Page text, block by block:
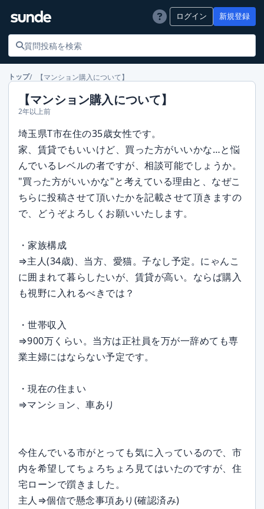
ログイン 新規登録
トップ 【マンション購入について】
【マンション購入について】
2年以上前
埼玉県T市在住の35歳女性です。
家、賃貸でもいいけど、買った方がいいかな…と悩
んでいるレベルの者ですが、相談可能でしょうか。
"買った方がいいかな"と考えている理由と、なぜこ
ちらに投稿させて頂いたかを記載させて頂きますの
で、どうぞよろしくお願いいたします。
・家族構成
⇒主人(34歳)、当方、愛猫。子なし予定。にゃんこ
に囲まれて暮らしたいが、賃貸が高い。ならば購入
も視野に入れるべきでは？
・世帯収入
⇒900万くらい。当方は正社員を万が一辞めても専
業主婦にはならない予定です。
・現在の住まい
⇒マンション、車あり
今住んでいる市がとっても気に入っているので、市
内を希望してちょろちょろ見てはいたのですが、住
宅ローンで躓きました。
主人⇒個信で懸念事項あり(確認済み)